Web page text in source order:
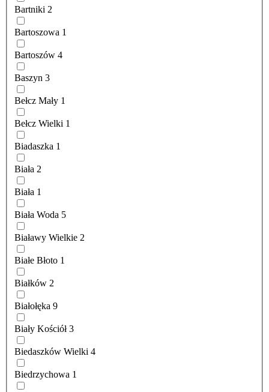
Bartniki 2
Bartoszowa 1
Bartoszów 4
Baszyn 3
Bełcz Mały 1
Bełcz Wielki 1
Biadaszka 1
Biała 2
Biała 1
Biała Woda 5
Białawy Wielkie 2
Białe Błoto 1
Białków 2
Białołęka 9
Biały Kościół 3
Biedaszków Wielki 4
Biedrzychowa 1